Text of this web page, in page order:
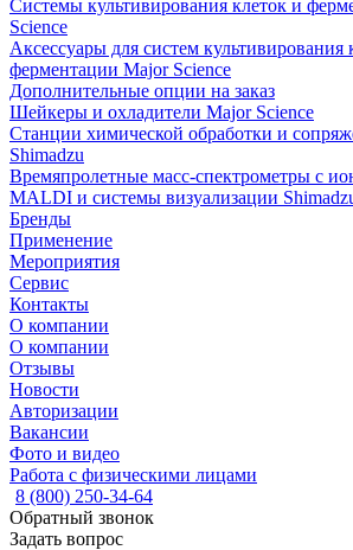
Системы культивирования клеток и
Science
Аксессуары для систем культивирования
ферментации Major Science
Дополнительные опции на заказ
Шейкеры и охладители Major Science
Станции химической обработки и
Shimadzu
Времяпролетные масс-спектрометры с
MALDI и системы визуализации
Бренды
Применение
Мероприятия
Сервис
Контакты
О компании
О компании
Отзывы
Новости
Авторизации
Вакансии
Фото и видео
Работа с физическими лицами
8 (800) 250-34-64
Обратный звонок
Задать вопрос